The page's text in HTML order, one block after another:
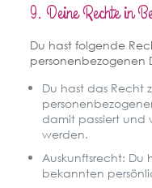
9. Deine Rechte in
Du hast folgende
personenbezogenen
Du hast das Recht
damit passiert und
werden.
Auskunftsrecht: Du
bekannten